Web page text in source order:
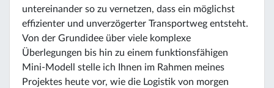
untereinander so zu vernetzen, dass ein möglichst
effizienter und unverzögerter Transportweg entsteht.
Von der Grundidee über viele komplexe
Überlegungen bis hin zu einem funktionsfähigen
Mini-Modell stelle ich Ihnen im Rahmen meines
Projektes heute vor, wie die Logistik von morgen